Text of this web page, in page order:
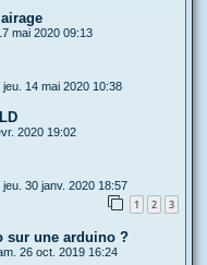
mai 2020 09:13
jeu. 14 mai 2020 10:38
2020 19:02
jeu. 30 janv. 2020 18:57
1 2 3
sur une arduino ?
26 oct. 2019 16:24